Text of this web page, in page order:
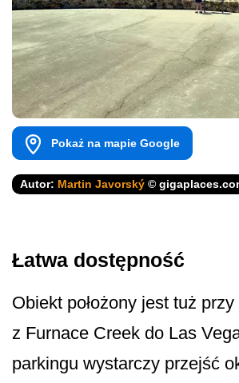
Pokaż na mapie Google
Autor: Martin Javorský ©
Łatwa dostępność
Obiekt położony jest tuż
z Furnace Creek do Las
parkingu wystarczy przejść